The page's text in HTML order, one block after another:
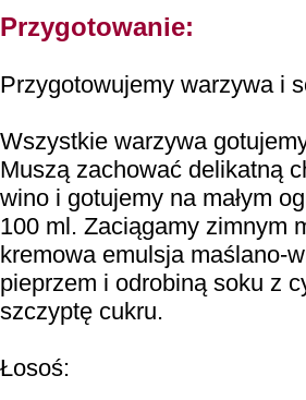
Przygotowanie:
Przygotowujemy warzywa i
Wszystkie warzywa
Muszą zachować delikatną
wino i gotujemy na małym
100 ml. Zaciągamy zimnym
kremowa emulsja maślano-
pieprzem i odrobiną soku z
szczyptę cukru.
Łosoś: